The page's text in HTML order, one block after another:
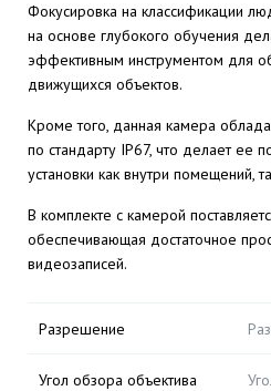
Фокусировка на классификации
на основе глубокого обучения
эффективным инструментом для
движущихся объектов.
Кроме того, данная камера
по стандарту IP67, что делает
установки как внутри помещений,
В комплекте с камерой
обеспечивающая достаточное
видеозаписей.
Разрешение
Угол обзора объектива